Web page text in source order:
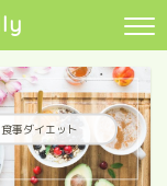
食事ダイエット